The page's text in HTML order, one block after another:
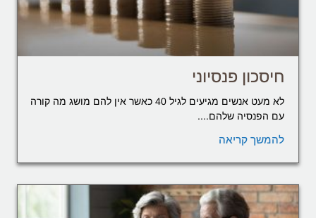
חיסכון פנסיוני
לא מעט אנשים מגיעים לגיל 40 כאשר אין להם מושג מה קורה
עם הפנסיה שלהם....
להמשך קריאה